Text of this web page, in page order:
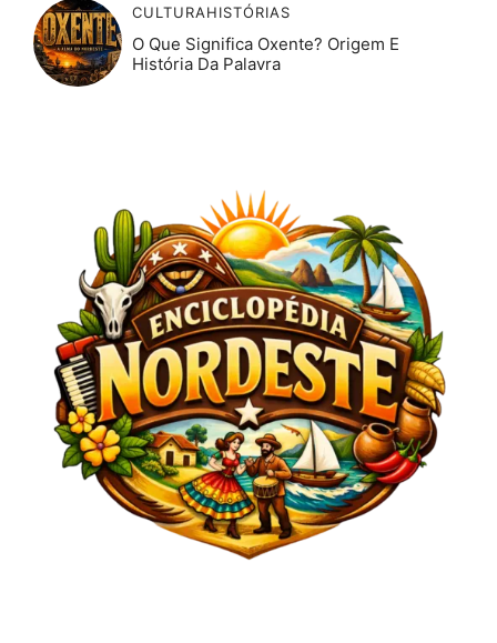
CULTURAHISTÓRIAS
O Que Significa Oxente? Origem E
História Da Palavra